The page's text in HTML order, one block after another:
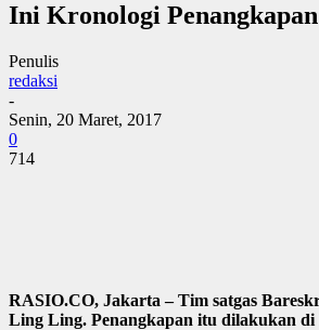
Ini Kronologi
Penulis
redaksi
-
Senin, 20 Maret, 2017
0
714
RASIO.CO, Jakarta – Tim satgas
Ling Ling. Penangkapan itu dilakukan